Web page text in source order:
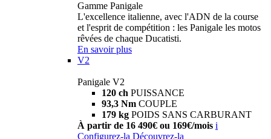
Gamme Panigale
L'excellence italienne, avec l'ADN de la course
et l'esprit de compétition : les Panigale les motos
rêvées de chaque Ducatisti.
En savoir plus
V2
Panigale V2
120 ch PUISSANCE
93,3 Nm COUPLE
179 kg POIDS SANS CARBURANT
À partir de 16 490€ ou 169€/mois i
Configurez-la Découvrez-la